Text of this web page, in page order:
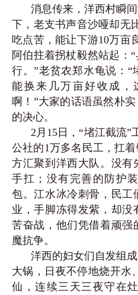
消息传来，洋西村瞬
下，老支书声音沙哑却无
吃点苦，能让下游10万亩
阿伯拄着拐杖毅然站起：
行。”老贫农郑水龟说：
能换来几万亩好收成，
啊！”大家的话语虽然朴
的决心。
2月15日，“堵江截流”
公社的1万多名民工，扛
方汇聚到洋西大队。没有
手扛；没有完善的防护
包。江水冰冷刺骨，民工
业，手脚冻得发紫，却没
苦奋战，他们凭借着顽强
魔抗争。
洋西的妇女们自发组
大锅，日夜不停地烧开水
仙，连续三天三夜守在